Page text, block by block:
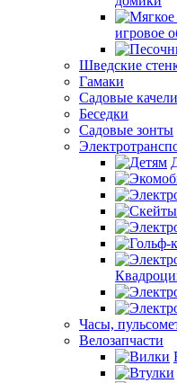
игровое
Шведские
Гамаки
Садовые качели
Беседки
Садовые зонты
Часы,
Велозапчасти